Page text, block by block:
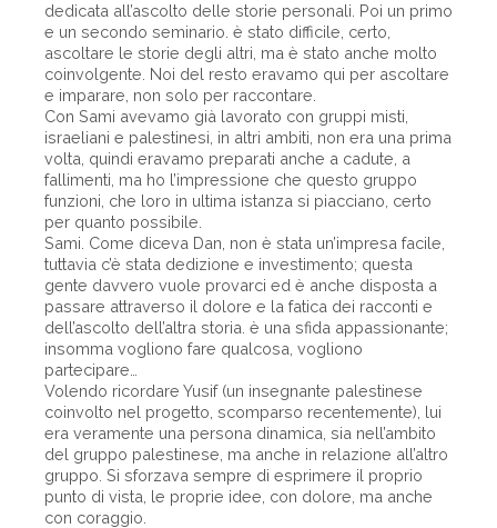
dedicata all’ascolto delle storie personali. Poi un primo
e un secondo seminario. è stato difficile, certo,
ascoltare le storie degli altri, ma è stato anche molto
coinvolgente. Noi del resto eravamo qui per ascoltare
e imparare, non solo per raccontare.
Con Sami avevamo già lavorato con gruppi misti,
israeliani e palestinesi, in altri ambiti, non era una prima
volta, quindi eravamo preparati anche a cadute, a
fallimenti, ma ho l’impressione che questo gruppo
funzioni, che loro in ultima istanza si piacciano, certo
per quanto possibile.
Sami. Come diceva Dan, non è stata un’impresa facile,
tuttavia c’è stata dedizione e investimento; questa
gente davvero vuole provarci ed è anche disposta a
passare attraverso il dolore e la fatica dei racconti e
dell’ascolto dell’altra storia. è una sfida appassionante;
insomma vogliono fare qualcosa, vogliono
partecipare…
Volendo ricordare Yusif (un insegnante palestinese
coinvolto nel progetto, scomparso recentemente), lui
era veramente una persona dinamica, sia nell’ambito
del gruppo palestinese, ma anche in relazione all’altro
gruppo. Si sforzava sempre di esprimere il proprio
punto di vista, le proprie idee, con dolore, ma anche
con coraggio.